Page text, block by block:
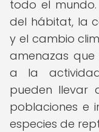
todo el
del hábitat, la
y el cambio
amenazas
a la actividad
pueden llevar
poblaciones e
especies de